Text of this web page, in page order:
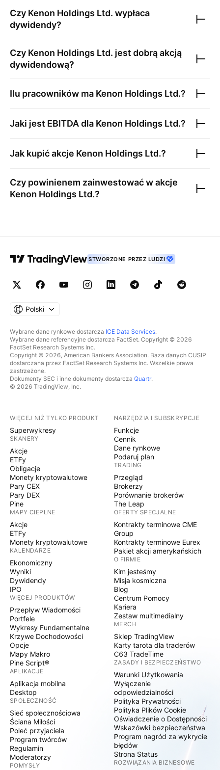
Czy Kenon Holdings Ltd. wypłaca
dywidendy?
Czy Kenon Holdings Ltd. jest dobrą akcją
dywidendową?
Ilu pracowników ma Kenon Holdings Ltd.?
Jaki jest EBITDA dla Kenon Holdings Ltd.?
Jak kupić akcje Kenon Holdings Ltd.?
Czy powinienem zainwestować w akcje
Kenon Holdings Ltd.?
STWORZONE PRZEZ LUDZI
Polski
Wybrane dane rynkowe dostarcza ICE Data Services.
Wybrane dane referencyjne dostarcza FactSet. Copyright © 2026
FactSet Research Systems Inc.
Copyright © 2026, American Bankers Association. Baza danych CUSIP
dostarczana przez FactSet Research Systems Inc. Wszelkie prawa
zastrzeżone.
Dokumenty SEC i inne dokumenty dostarcza Quartr.
© 2026 TradingView, Inc.
WIĘCEJ NIŻ TYLKO PRODUKT
Superwykresy
SKANERY
Akcje
ETFy
Obligacje
Monety kryptowalutowe
Pary CEX
Pary DEX
Pine
MAPY CIEPLNE
Akcje
ETFy
Monety kryptowalutowe
KALENDARZE
Ekonomiczny
Wyniki
Dywidendy
IPO
WIĘCEJ PRODUKTÓW
Przepływ Wiadomości
Portfele
Wykresy Fundamentalne
Krzywe Dochodowości
Opcje
Mapy Makro
Pine Script®
APLIKACJE
Aplikacja mobilna
Desktop
SPOŁECZNOŚĆ
Sieć społecznościowa
Ściana Miłości
Poleć przyjaciela
Program twórców
Regulamin
Moderatorzy
POMYSŁY
NARZĘDZIA I SUBSKRYPCJE
Funkcje
Cennik
Dane rynkowe
Podaruj plan
TRADING
Przegląd
Brokerzy
Porównanie brokerów
The Leap
OFERTY SPECJALNE
Kontrakty terminowe CME
Group
Kontrakty terminowe Eurex
Pakiet akcji amerykańskich
O FIRMIE
Kim jesteśmy
Misja kosmiczna
Blog
Centrum Pomocy
Kariera
Zestaw multimedialny
MERCH
Sklep TradingView
Karty tarota dla traderów
C63 TradeTime
ZASADY I BEZPIECZEŃSTWO
Warunki Użytkowania
Wyłączenie
odpowiedzialności
Polityka Prywatności
Polityka Plików Cookie
Oświadczenie o Dostępności
Wskazówki bezpieczeństwa
Program nagród za wykrycie
błędów
Strona Status
ROZWIĄZANIA BIZNESOWE